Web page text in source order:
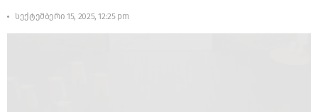
სექტემბერი 15, 2025, 12:25 pm